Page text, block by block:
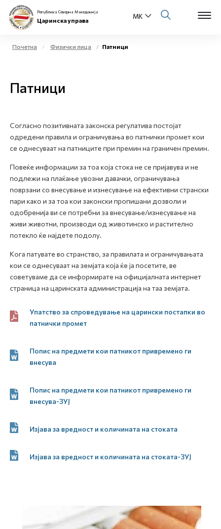
Физички лица
Бизнис заедница
Open
Е-Царина
Медиа центар
Контакт
Република Северна Македонија
Царинска управа
Почетна Физички лица Патници
Патници
Согласно позитивната законска регулатива постојат
одредени правила и ограничувања во патнички промет кои
се однесуваат на патниците при премин на граничен премин.
Повеќе информации за тоа која стока не се пријавува и не
подлежи на плаќање увозни давачки, ограничувања
поврзани со внесување и изнесување на ефективни странски
пари како и за тоа кои законски пропишани дозволи и
одобренија ви се потребни за внесување/изнесување на
живи животни, производи од животинско и растително
потекло ќе најдете подолу.
Кога патувате во странство, за правилата и ограничувањата
кои се однесуваат на земјата која ќе ја посетите, ве
советуваме да се информирате на официјалната интернет
страница на царинската администрација на таа земјата.
Упатство за спроведување на царински постапки во
патнички промет
Попис на предмети кои патникот привремено ги
внесува
Попис на предмети кои патникот привремено ги
внесува-ЗУЈ
Изјава за вредност и количината на стоката
Изјава за вредност и количината на стоката-ЗУЈ